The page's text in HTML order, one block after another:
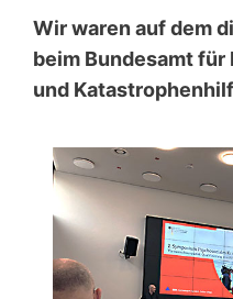
Wir waren auf dem
beim Bundesamt
und